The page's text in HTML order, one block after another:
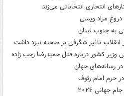
انتحاری انتخاباتی می‌زند
دروغ مراد ویسی
به جنوب لبنان
تاثیر شگرفی بر صحنه نبرد داشت
وزیر کشور درباره قتل حمیدرضا رجب زاده
در رسانه‌های جهان
حرم امام رئوف
۲۰۲۶